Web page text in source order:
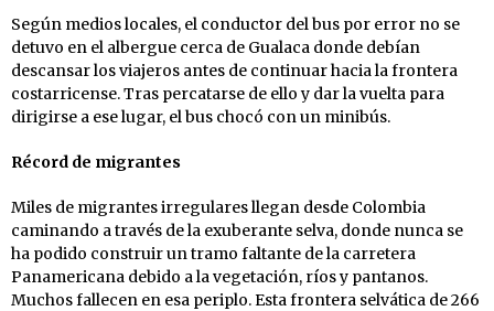
Según medios locales, el conductor del bus por error no se
detuvo en el albergue cerca de Gualaca donde debían
descansar los viajeros antes de continuar hacia la frontera
costarricense. Tras percatarse de ello y dar la vuelta para
dirigirse a ese lugar, el bus chocó con un minibús.
Récord de migrantes
Miles de migrantes irregulares llegan desde Colombia
caminando a través de la exuberante selva, donde nunca se
ha podido construir un tramo faltante de la carretera
Panamericana debido a la vegetación, ríos y pantanos.
Muchos fallecen en esa periplo. Esta frontera selvática de 266